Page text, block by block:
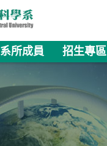
系所成員 招生專區